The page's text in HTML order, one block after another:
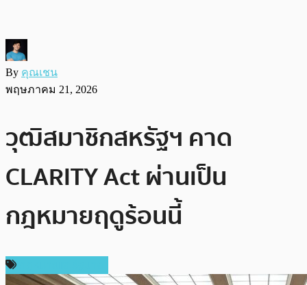
By คุณเชน
พฤษภาคม 21, 2026
วุฒิสมาชิกสหรัฐฯ คาด
CLARITY Act ผ่านเป็น
กฎหมายฤดูร้อนนี้